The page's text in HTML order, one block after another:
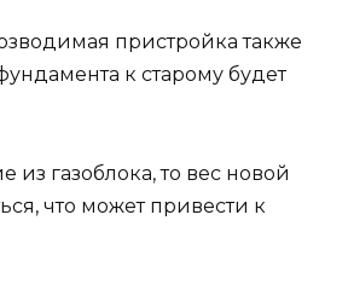
пристройка также
к старому будет
газоблока, то вес новой
что может привести к